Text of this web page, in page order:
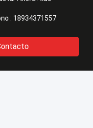
: 18934371557